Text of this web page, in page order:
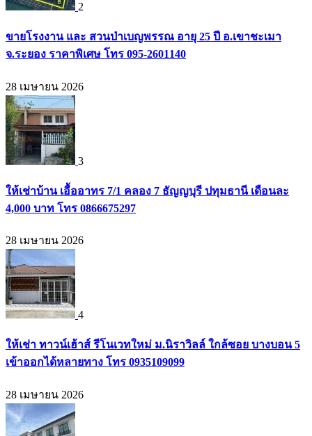
2
ขายโรงงาน และ สวนป่าเบญพรรณ อายุ 25 ปี อ.เขาชะเมา
จ.ระยอง ราคาพิเศษ โทร 095-2601140
28 เมษายน 2026
3
ให้เช่าบ้าน เอื้ออาทร 7/1 คลอง 7 ธัญญบุรี ปทุมธานี เดือนละ
4,000 บาท โทร 0866675297
28 เมษายน 2026
4
ให้เช่า ทาวน์เฮ้าส์ รีโนเวทใหม่ ม.นิราวิลล์ ใกล้ซอย บางบอน 5
เข้าออกได้หลายทาง โทร 0935109099
28 เมษายน 2026